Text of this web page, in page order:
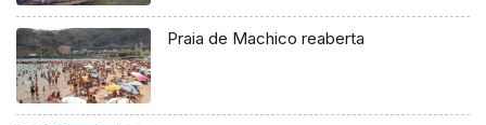
Praia de Machico reaberta